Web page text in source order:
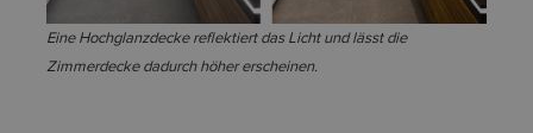
Eine Hochglanzdecke reflektiert das Licht und lässt die
Zimmerdecke dadurch höher erscheinen.